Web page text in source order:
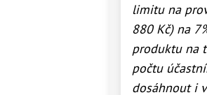
limitu na
880 Kč) na
produktu na
počtu
dosáhnout i